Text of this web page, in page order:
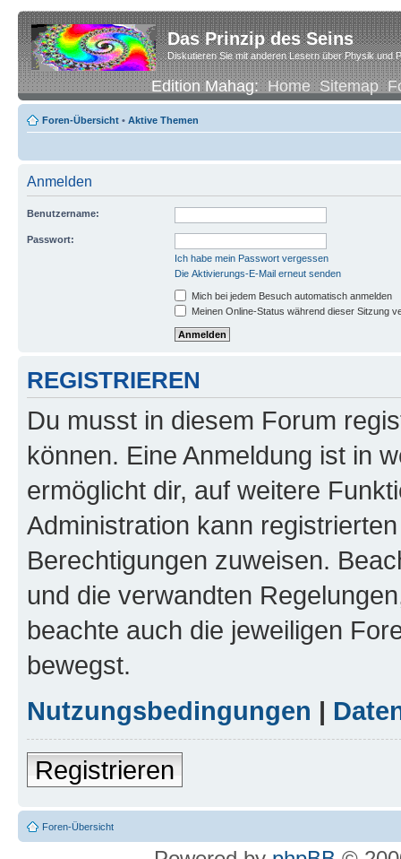
Das Prinzip des Seins
Diskutieren Sie mit anderen Lesern über Physik und
Edition Mahag:Home Sitemap
Foren-Übersicht • Aktive Themen
Anmelden
Benutzername:
Passwort:
Ich habe mein Passwort vergessen
Die Aktivierungs-E-Mail erneut senden
Mich bei jedem Besuch automatisch anmelden
Meinen Online-Status während dieser Sitzung
REGISTRIEREN
Du musst in diesem Forum
können. Eine Anmeldung ist in
ermöglicht dir, auf weitere
Administration kann
Berechtigungen zuweisen.
und die verwandten
beachte auch die jeweiligen
bewegst.
Nutzungsbedingungen |
Registrieren
Foren-Übersicht